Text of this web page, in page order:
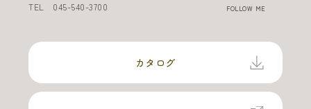
TEL 045-540-3700 FOLLOW ME
カタログ